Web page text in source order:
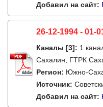
Добавил на сайт:
26-12-1994 - 01-
Каналы [3]: 1
Сахалин, ГТРК
Регион: Южно-
Источник:
Добавил на сайт: